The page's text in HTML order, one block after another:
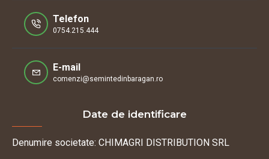
Telefon
0754.215.444
E-mail
comenzi@semintedinbaragan.ro
Date de identificare
Denumire societate: CHIMAGRI DISTRIBUTION SRL